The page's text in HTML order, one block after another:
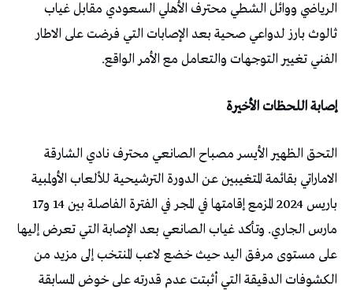
الرياضي ووائل الشطي محترف الأهلي السعودي مقابل غياب
ثالوث بارز لدواعي صحية بعد الإصابات التي فرضت على الاطار
الفني تغيير التوجهات والتعامل مع الأمر الواقع.
إصابة اللحظات الأخيرة
التحق الظهير الأيسر مصباح الصانعي محترف نادي الشارقة
الاماراتي بقائمة المتغيبين عن الدورة الترشيحية للألعاب الأولمبية
باريس 2024 المزمع إقامتها في المجر في الفترة الفاصلة بين 14 و17
مارس الجاري. وتأكد غياب الصانعي بعد الإصابة التي تعرض إليها
على مستوى مرفق اليد حيث خضع لاعب المنتخب إلى مزيد من
الكشوفات الدقيقة التي أثبتت عدم قدرته على خوض المسابقة